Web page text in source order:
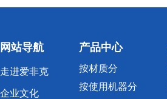
网站导航
走进爱非克
企业文化
产品中心
按材质分
按使用机器分